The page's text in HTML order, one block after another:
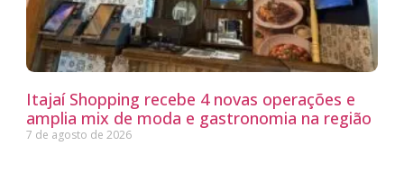
Itajaí Shopping recebe 4 novas operações e
amplia mix de moda e gastronomia na região
7 de agosto de 2026